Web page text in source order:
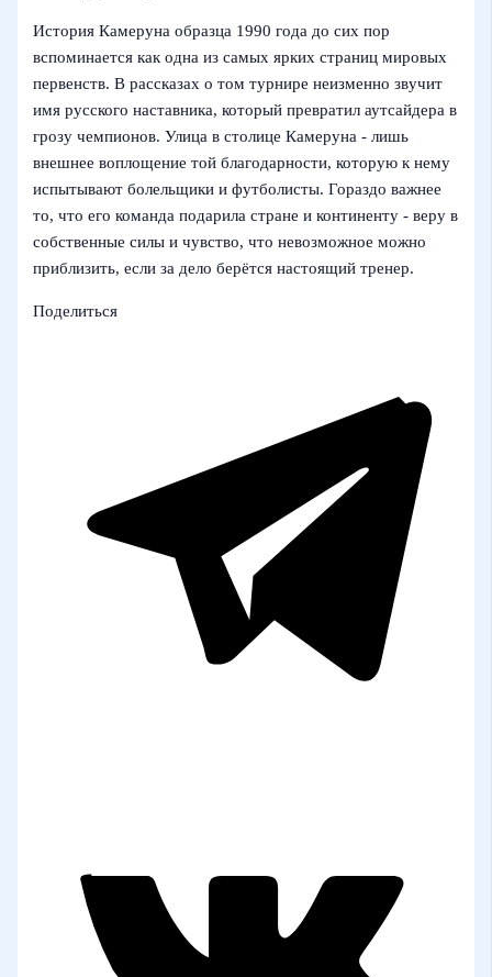
История Камеруна образца 1990 года до сих пор
вспоминается как одна из самых ярких страниц мировых
первенств. В рассказах о том турнире неизменно звучит
имя русского наставника, который превратил аутсайдера в
грозу чемпионов. Улица в столице Камеруна - лишь
внешнее воплощение той благодарности, которую к нему
испытывают болельщики и футболисты. Гораздо важнее
то, что его команда подарила стране и континенту - веру в
собственные силы и чувство, что невозможное можно
приблизить, если за дело берётся настоящий тренер.
Поделиться